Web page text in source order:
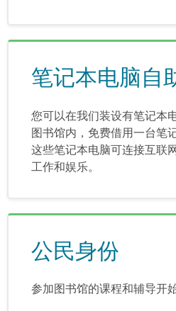
笔记本电脑自
您可以在我们装设有笔记本
图书馆内，免费借用一台笔
这些笔记本电脑可连接互联
工作和娱乐。
公民身份
参加图书馆的课程和辅导开